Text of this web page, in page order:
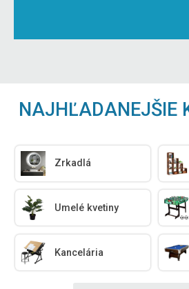
NAJHĽADANEJŠIE
Zrkadlá
Umelé kvetiny
Kancelária